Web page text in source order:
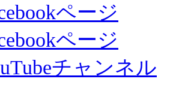
ページ
ページ
チャンネル